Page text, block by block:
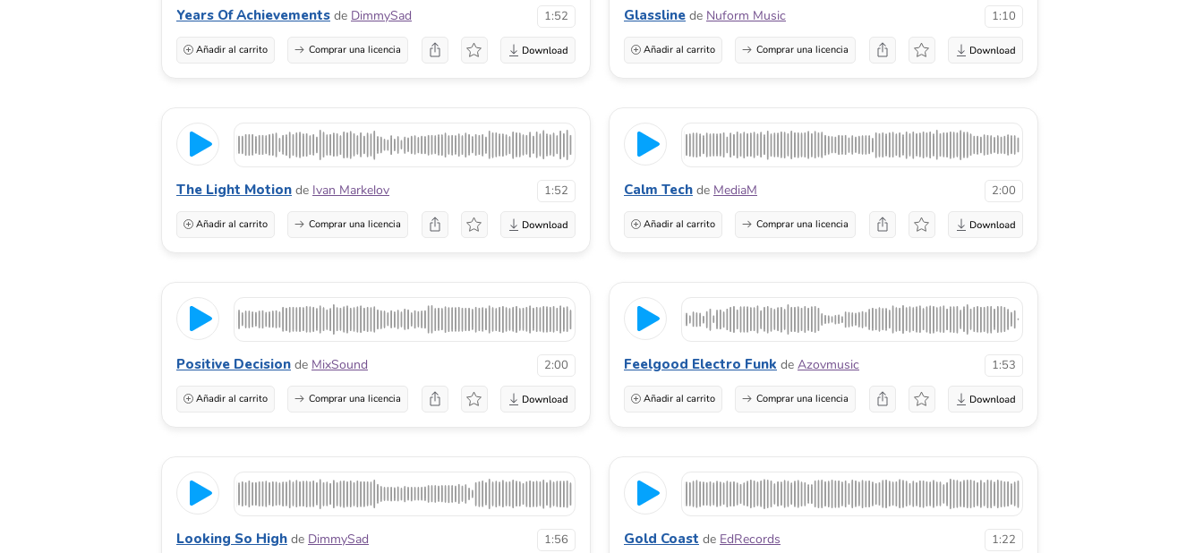
Years Of Achievements de DimmySad 1:52
Añadir al carrito Comprar una licencia
Glassline de Nuform Music 1:10
Añadir al carrito Comprar una licencia
The Light Motion de Ivan Markelov 1:52
Añadir al carrito Comprar una licencia
Calm Tech de MediaM 2:00
Añadir al carrito Comprar una licencia
Positive Decision de MixSound 2:00
Añadir al carrito Comprar una licencia
Feelgood Electro Funk de Azovmusic 1:53
Añadir al carrito Comprar una licencia
Looking So High de DimmySad 1:56 Gold Coast de EdRecords 1:22